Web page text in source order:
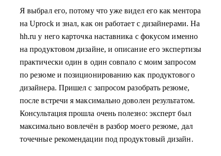
Я выбрал его, потому что уже видел его как ментора
на Uprock и знал, как он работает с дизайнерами. На
hh.ru у него карточка наставника с фокусом именно
на продуктовом дизайне, и описание его экспертизы
практически один в один совпало с моим запросом
по резюме и позиционированию как продуктового
дизайнера. Пришел с запросом разобрать резюме,
после встречи я максимально доволен результатом.
Консультация прошла очень полезно: эксперт был
максимально вовлечён в разбор моего резюме, дал
точечные рекомендации под продуктовый дизайн.